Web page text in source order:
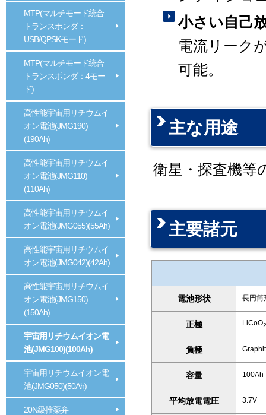
MTP(マルチモード統合
トランスポンダ：
USB/QPSKモード)
MTP(マルチモード統合
トランスポンダ：4モー
ド)
高性能宇宙用リチウムイ
オン電池(JMG190)
(190Ah)
高性能宇宙用リチウムイ
オン電池(JMG110)
(110Ah)
高性能宇宙用リチウムイ
オン電池(JMG055)(55Ah)
高性能宇宙用リチウムイ
オン電池(JMG042)(42Ah)
高性能宇宙用リチウムイ
オン電池(JMG150)
(150Ah)
宇宙用リチウムイオン電
池(JMG100)(100Ah)
宇宙用リチウムイオン電
池(JMG050)(50Ah)
20N級推薬弁
小さい自己
電流リーク
可能。
主な用途
衛星・探査機等
主要諸元
電池形状 長円筒
正極 LiCoO2
負極
容量 100Ah
平均放電電圧 3.7V